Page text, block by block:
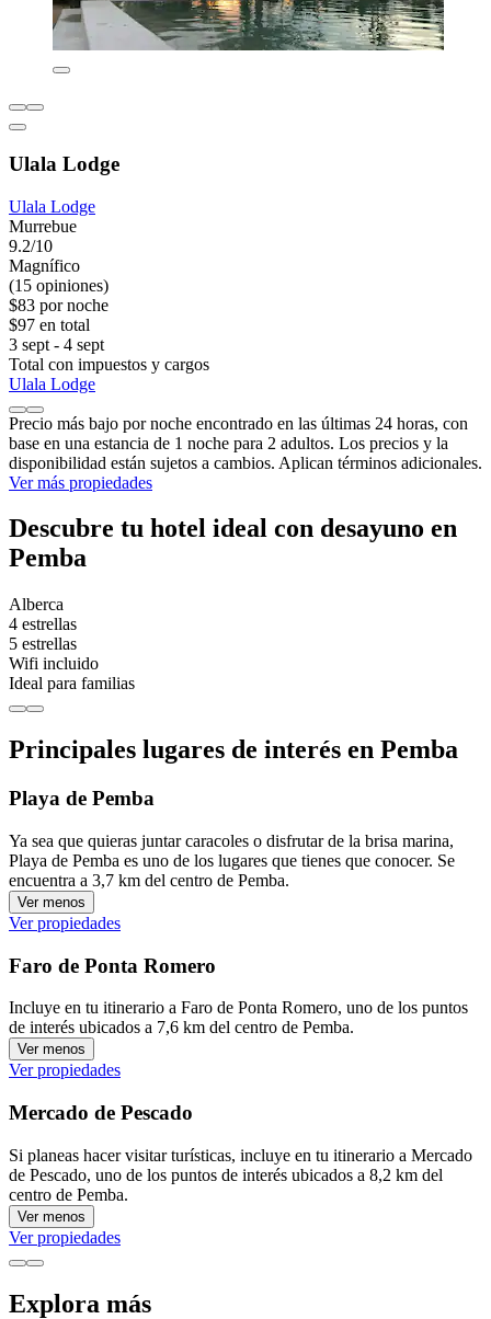
Ulala Lodge
Ulala Lodge
Murrebue
9.2/10
Magnífico
(15 opiniones)
$83 por noche
$97 en total
3 sept - 4 sept
Total con impuestos y cargos
Ulala Lodge
Precio más bajo por noche encontrado en las últimas 24 horas, con
base en una estancia de 1 noche para 2 adultos. Los precios y la
disponibilidad están sujetos a cambios. Aplican términos adicionales.
Ver más propiedades
Descubre tu hotel ideal con desayuno en
Pemba
Alberca
4 estrellas
5 estrellas
Wifi incluido
Ideal para familias
Principales lugares de interés en Pemba
Playa de Pemba
Ya sea que quieras juntar caracoles o disfrutar de la brisa marina,
Playa de Pemba es uno de los lugares que tienes que conocer. Se
encuentra a 3,7 km del centro de Pemba.
Ver menos
Ver propiedades
Faro de Ponta Romero
Incluye en tu itinerario a Faro de Ponta Romero, uno de los puntos
de interés ubicados a 7,6 km del centro de Pemba.
Ver menos
Ver propiedades
Mercado de Pescado
Si planeas hacer visitar turísticas, incluye en tu itinerario a Mercado
de Pescado, uno de los puntos de interés ubicados a 8,2 km del
centro de Pemba.
Ver menos
Ver propiedades
Explora más